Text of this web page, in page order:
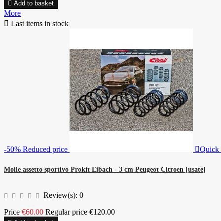
 Add to basket
More
 Last items in stock
-50% Reduced price Quick
Molle assetto sportivo Prokit Eibach - 3 cm Peugeot Citroen [usate]
Review(s): 0
Price €60.00 Regular price €120.00